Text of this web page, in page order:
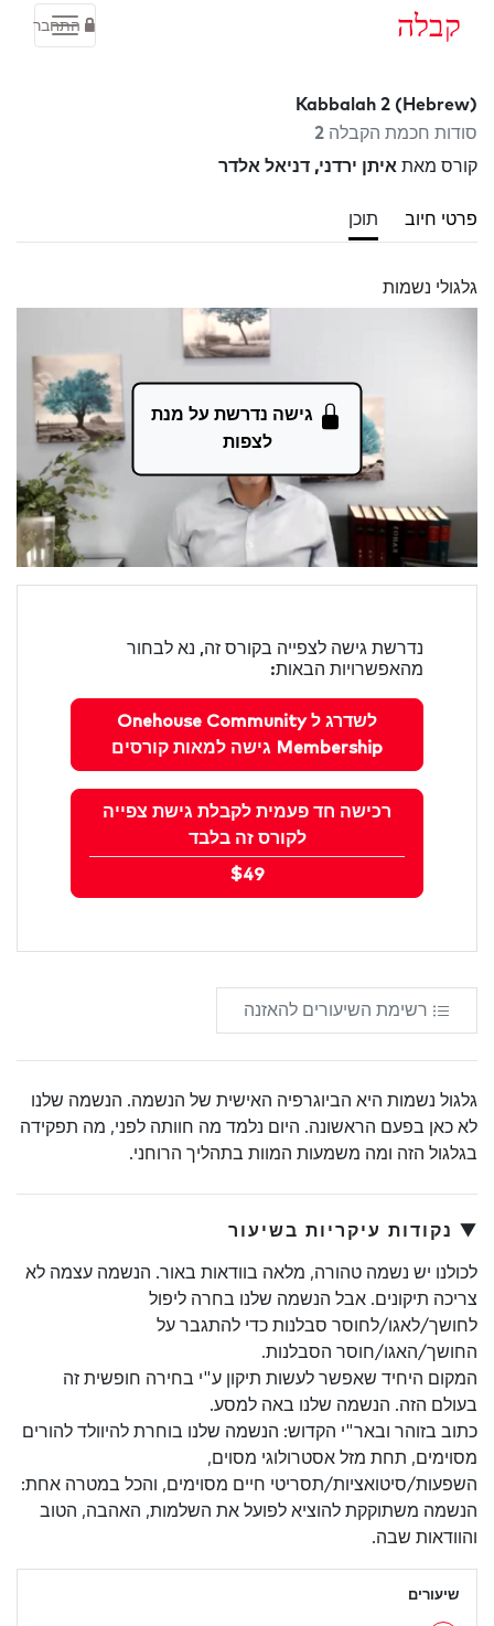
קבלה התחבר
Kabbalah 2 (Hebrew)
סודות חכמת הקבלה 2
קורס מאת איתן ירדני, דניאל אלדר
פרטי חיוב תוכן
גלגולי נשמות
גישה נדרשת על מנת
לצפות
נדרשת גישה לצפייה בקורס זה, נא לבחור
מהאפשרויות הבאות:
לשדרג ל Onehouse Community
Membership גישה למאות קורסים
רכישה חד פעמית לקבלת גישת צפייה
לקורס זה בלבד
$49
רשימת השיעורים להאזנה
גלגול נשמות היא הביוגרפיה האישית של הנשמה. הנשמה שלנו
לא כאן בפעם הראשונה. היום נלמד מה חוותה לפני, מה תפקידה
בגלגול הזה ומה משמעות המוות בתהליך הרוחני.
▼ נקודות עיקריות בשיעור
לכולנו יש נשמה טהורה, מלאה בוודאות באור. הנשמה עצמה לא
צריכה תיקונים. אבל הנשמה שלנו בחרה ליפול
לחושך/לאגו/לחוסר סבלנות כדי להתגבר על
החושך/האגו/חוסר הסבלנות.
המקום היחיד שאפשר לעשות תיקון ע"י בחירה חופשית זה
בעולם הזה. הנשמה שלנו באה למסע.
כתוב בזוהר ובאר"י הקדוש: הנשמה שלנו בוחרת להיוולד להורים
מסוימים, תחת מזל אסטרולוגי מסוים,
השפעות/סיטואציות/תסריטי חיים מסוימים, והכל במטרה אחת:
הנשמה משתוקקת להוציא לפועל את השלמות, האהבה, הטוב
והוודאות שבה.
שיעורים